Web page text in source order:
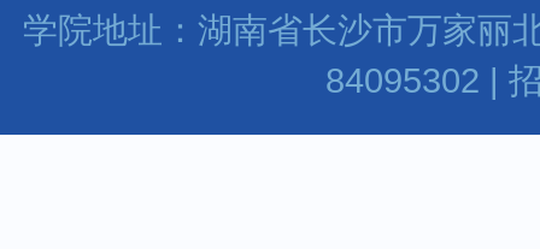
学院地址：湖南省长沙市万家丽
84095302 |